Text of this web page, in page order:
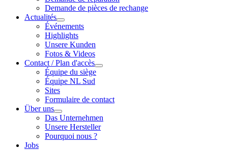
Demande de pièces de rechange
Actualités
Événements
Highlights
Unsere Kunden
Fotos & Videos
Contact / Plan d'accès
Équipe du siège
Équipe NL Sud
Sites
Formulaire de contact
Über uns
Das Unternehmen
Unsere Hersteller
Pourquoi nous ?
Jobs